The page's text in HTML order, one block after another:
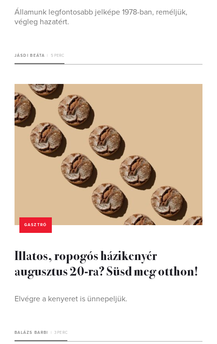
Államunk legfontosabb jelképe 1978-ban, reméljük,
végleg hazatért.
JÁSDI BEÁTA 5 PERC
GASZTRÓ
Illatos, ropogós házikenyér
augusztus 20-ra? Süsd meg otthon!
Elvégre a kenyeret is ünnepeljük.
BALÁZS BARBI 3 PERC